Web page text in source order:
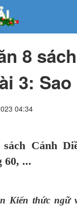
8
3: Sao
04:34
Cánh
60, ...
Kiến thức ngữ